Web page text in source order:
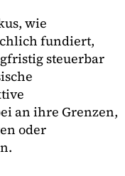
wie
fundiert,
steuerbar
an ihre Grenzen,
oder